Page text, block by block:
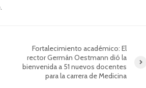
Fortalecimiento académico: El
rector Germán Oestmann dió la
bienvenida a 51 nuevos docentes
para la carrera de Medicina